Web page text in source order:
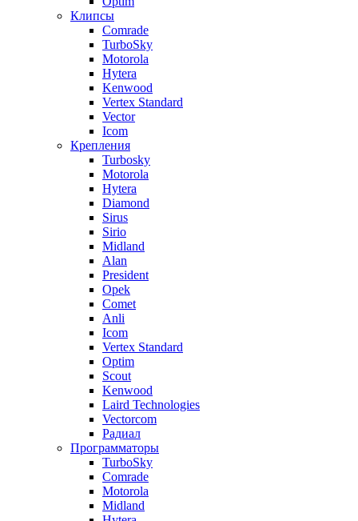
Клипсы
Comrade
TurboSky
Motorola
Hytera
Kenwood
Vertex Standard
Vector
Icom
Крепления
Turbosky
Motorola
Hytera
Diamond
Sirus
Sirio
Midland
Alan
President
Opek
Comet
Anli
Icom
Vertex Standard
Optim
Scout
Kenwood
Laird Technologies
Vectorcom
Радиал
Программаторы
TurboSky
Comrade
Motorola
Midland